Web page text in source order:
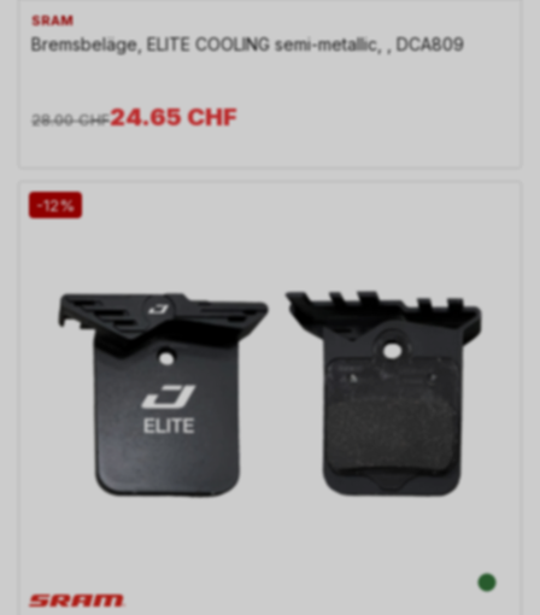
SRAM
Bremsbeläge, ELITE COOLING semi-metallic, , DCA809
24.65CHF
28.00 CHF
-12%